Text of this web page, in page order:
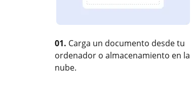
01. Carga un documento desde tu
ordenador o almacenamiento en la
nube.